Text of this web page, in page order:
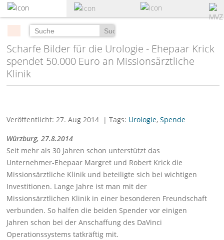
zum
Hauptinhalt
Suchen
Scharfe Bilder für die Urologie - Ehepaar Krick
spendet 50.000 Euro an Missionsärztliche
Klinik
Veröffentlicht: 27. Aug 2014 | Tags: Urologie,Spende
Würzburg, 27.8.2014
Seit mehr als 30 Jahren schon unterstützt das
Unternehmer-Ehepaar Margret und Robert Krick die
Missionsärztliche Klinik und beteiligte sich bei wichtigen
Investitionen. Lange Jahre ist man mit der
Missionsärztlichen Klinik in einer besonderen Freundschaft
verbunden. So halfen die beiden Spender vor einigen
Jahren schon bei der Anschaffung des DaVinci
Operationssystems tatkräftig mit.